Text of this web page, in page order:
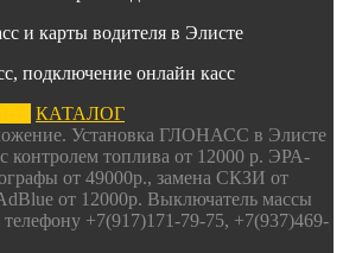
и карты водителя в Элисте
подключение онлайн касс
КАТАЛОГ
Установка ГЛОНАСС в Элисте
топлива от 12000 р. ЭРА-
от 49000р., замена СКЗИ от
от 12000р. Выключатель массы
+7(917)171-79-75, +7(937)469-